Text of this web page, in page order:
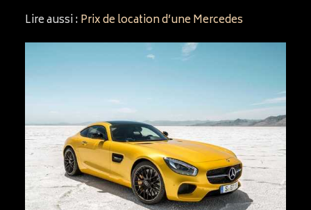
Lire aussi :Prix de location d’une Mercedes